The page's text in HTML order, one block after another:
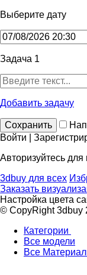
Выберите дату
Задача 1
Добавить задачу
Сохранить
Войти |
Авторизуйтесь
3dbuy для всех
Заказать
Настройка цвета
© CopyRight 3dbuy
Категории
Все модели
Все